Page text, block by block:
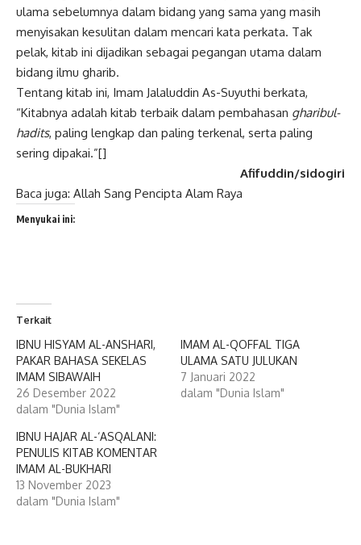
ulama sebelumnya dalam bidang yang sama yang masih
menyisakan kesulitan dalam mencari kata perkata. Tak
pelak, kitab ini dijadikan sebagai pegangan utama dalam
bidang ilmu gharib.
Tentang kitab ini, Imam Jalaluddin As-Suyuthi berkata,
“Kitabnya adalah kitab terbaik dalam pembahasan gharibul-
hadits, paling lengkap dan paling terkenal, serta paling
sering dipakai.”[]
Afifuddin/sidogiri
Baca juga: Allah Sang Pencipta Alam Raya
Menyukai ini:
Terkait
IBNU HISYAM AL-ANSHARI,
PAKAR BAHASA SEKELAS
IMAM SIBAWAIH
26 Desember 2022
dalam "Dunia Islam"
IMAM AL-QOFFAL TIGA
ULAMA SATU JULUKAN
7 Januari 2022
dalam "Dunia Islam"
IBNU HAJAR AL-‘ASQALANI:
PENULIS KITAB KOMENTAR
IMAM AL-BUKHARI
13 November 2023
dalam "Dunia Islam"